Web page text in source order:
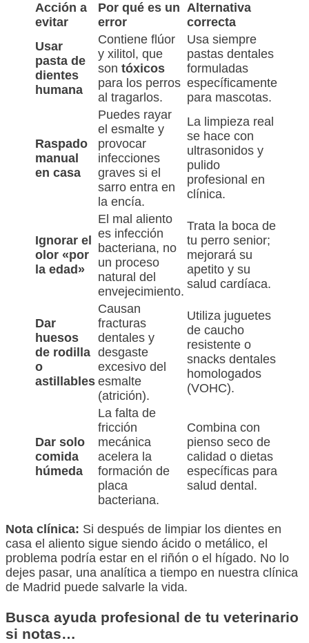
Acción a
evitar
Por qué es un
error
Alternativa
correcta
Usar
pasta de
dientes
humana
Contiene flúor
y xilitol, que
son tóxicos
para los perros
al tragarlos.
Usa siempre
pastas dentales
formuladas
específicamente
para mascotas.
Raspado
manual
en casa
Puedes rayar
el esmalte y
provocar
infecciones
graves si el
sarro entra en
la encía.
La limpieza real
se hace con
ultrasonidos y
pulido
profesional en
clínica.
Ignorar el
olor «por
la edad»
El mal aliento
es infección
bacteriana, no
un proceso
natural del
envejecimiento.
Trata la boca de
tu perro senior;
mejorará su
apetito y su
salud cardíaca.
Dar
huesos
de rodilla
o
astillables
Causan
fracturas
dentales y
desgaste
excesivo del
esmalte
(atrición).
Utiliza juguetes
de caucho
resistente o
snacks dentales
homologados
(VOHC).
Dar solo
comida
húmeda
La falta de
fricción
mecánica
acelera la
formación de
placa
bacteriana.
Combina con
pienso seco de
calidad o dietas
específicas para
salud dental.
Nota clínica: Si después de limpiar los dientes en
casa el aliento sigue siendo ácido o metálico, el
problema podría estar en el riñón o el hígado. No lo
dejes pasar, una analítica a tiempo en nuestra clínica
de Madrid puede salvarle la vida.
Busca ayuda profesional de tu veterinario
si notas…